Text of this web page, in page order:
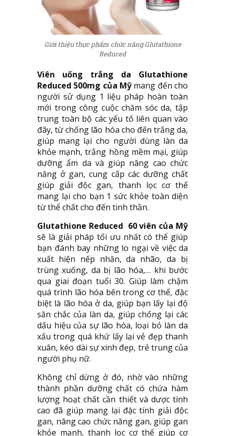
Giới thiệu thực phẩm chức năng Glutathione
Reduced
Viên uống trắng da Glutathione
Reduced 500mg của Mỹ mang đến cho
người sử dụng 1 liệu pháp hoàn toàn
mới trong công cuộc chăm sóc da, tập
trung toàn bộ các yếu tố liên quan vào
đây, từ chống lão hóa cho đến trắng da,
giúp mang lại cho người dùng làn da
khỏe mạnh, trắng hồng mềm mại, giúp
dưỡng ẩm da và giúp nâng cao chức
năng ở gan, cung cấp các dưỡng chất
giúp giải độc gan, thanh lọc cơ thể
mang lại cho bạn 1 sức khỏe toàn diện
từ thể chất cho đến tinh thần.
Glutathione Reduced 60 viên của Mỹ
sẽ là giải pháp tối ưu nhất có thể giúp
bạn đánh bay những lo ngại về việc da
xuất hiện nếp nhăn, da nhão, da bị
trùng xuống, da bị lão hóa,… khi bước
qua giai đoạn tuổi 30. Giúp làm chậm
quá trình lão hóa bên trong cơ thể, đặc
biệt là lão hóa ở da, giúp bạn lấy lại độ
săn chắc của làn da, giúp chống lại các
dấu hiệu của sự lão hóa, loại bỏ làn da
xấu trong quá khứ lấy lại vẻ đẹp thanh
xuân, kéo dài sự xinh đẹp, trẻ trung của
người phụ nữ.
Không chỉ dừng ở đó, nhờ vào những
thành phần dưỡng chất có chứa hàm
lượng hoạt chất cần thiết và dược tính
cao đã giúp mang lại đặc tính giải độc
gan, nâng cao chức năng gan, giúp gan
khỏe mạnh, thanh lọc cơ thể giúp cơ